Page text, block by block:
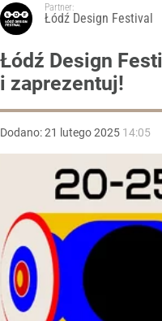
Partner:
Łódź Design Festival
Łódź Design
i zaprezentuj!
Dodano:21 lutego2025 14:05